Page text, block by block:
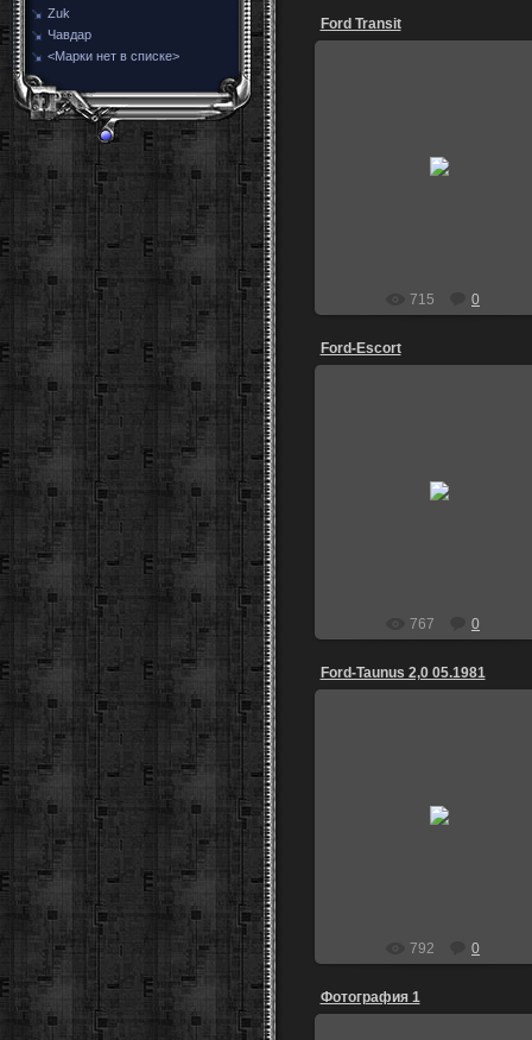
Zuk
Чавдар
<Марки нет в списке>
Ford Transit
г. Шуя Ивановская обл
715 0
Ford-Escort
12 лет под ёлочкой.
767 0
Ford-Taunus 2,0 05.1981
792 0
Фотография 1